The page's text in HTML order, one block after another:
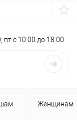
пт с 10:00 до 18:00
Женщинам